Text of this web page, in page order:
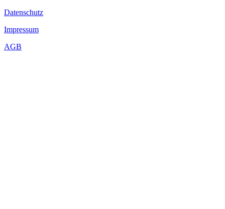
Datenschutz
Impressum
AGB